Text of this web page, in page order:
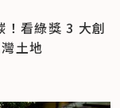
！看綠獎 3 大創
土地